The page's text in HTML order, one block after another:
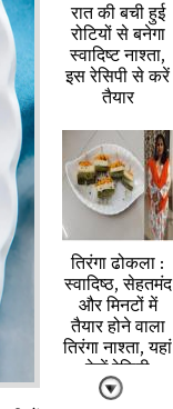
रात की बची हुई
रोटियों से बनेगा
स्वादिष्ट नाश्ता,
इस रेसिपी से करें
तैयार
तिरंगा ढोकला :
स्वादिष्ठ, सेहतमंद
और मिनटों में
तैयार होने वाला
तिरंगा नाश्ता, यहां
देखें रेसिपी